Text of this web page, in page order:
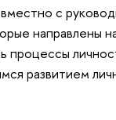
с
направлены
процессы
развитием